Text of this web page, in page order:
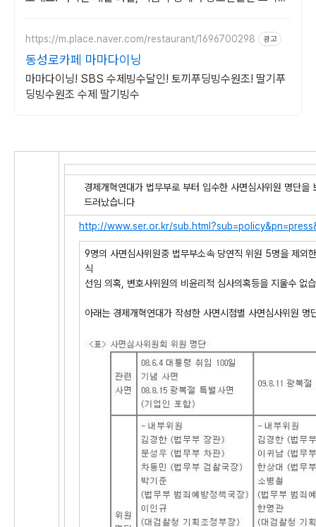
https://m.place.naver.com/restaurant/1696700298 광고
동성로카페 마마다이닝
마마다이닝! SBS 수제빙수달인! 토끼푸딩빙수원조! 딸기푸
딩빙수원조 수제 딸기빙수
경제개혁연대가 법무부로 부터 입수한 사면심사위원 명단을
드러났습니다
http://www.ser.or.kr/
9명의 사면심사위원중 법무부소속 당연직 위원 5명을 제외
식
선임 의혹, 변호사위원의 비윤리적 심사의혹등을 지울수 없
아래는 경제개혁연대가 작성한 사면시점별 사면심사위원 명